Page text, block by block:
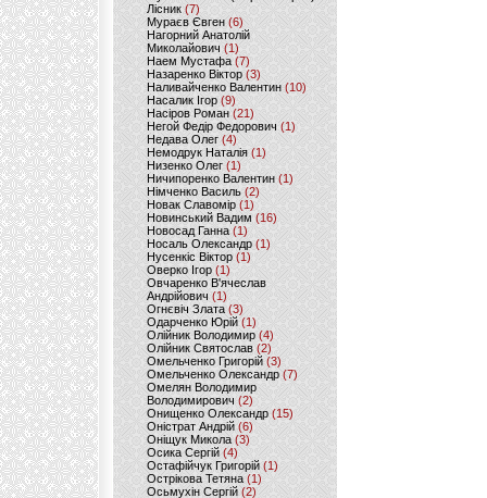
Лісник (7)
Мураєв Євген(6)
Нагорний Анатолій
Миколайович (1)
Наем Мустафа (7)
Назаренко Віктор (3)
Наливайченко Валентин (10)
Насалик Ігор(9)
Насіров Роман (21)
Негой Федір Федорович(1)
Недава Олег(4)
Немодрук Наталія(1)
Низенко Олег (1)
Ничипоренко Валентин (1)
Німченко Василь (2)
Новак Славомір (1)
Новинський Вадим (16)
Новосад Ганна (1)
Носаль Олександр (1)
Нусенкіс Віктор (1)
Оверко Ігор (1)
Овчаренко В'ячеслав
Андрійович(1)
Огнєвіч Злата (3)
Одарченко Юрій(1)
Олійник Володимир (4)
Олійник Святослав (2)
Омельченко Григорій (3)
Омельченко Олександр(7)
Омелян Володимир
Володимирович (2)
Онищенко Олександр (15)
Оністрат Андрій (6)
Оніщук Микола (3)
Осика Сергій(4)
Остафійчук Григорій(1)
Острікова Тетяна (1)
Осьмухін Сергій (2)